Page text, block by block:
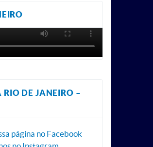
DE JANEIRO –